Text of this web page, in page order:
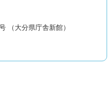
（大分県庁舎新館）